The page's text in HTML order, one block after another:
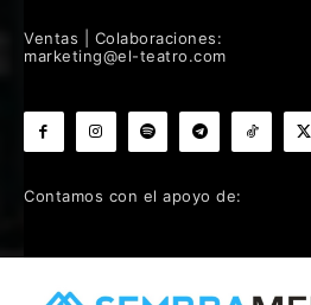
Ventas | Colaboraciones:
marketing@el-teatro.com
Contamos con el apoyo de: